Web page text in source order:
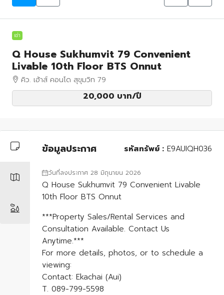
เช่า
Q House Sukhumvit 79 Convenient
Livable 10th Floor BTS Onnut
คิว. เฮ้าส์ คอนโด สุขุมวิท 79
20,000 บาท/ปี
ข้อมูลประกาศ รหัสทรัพย์ : E9AUIQH036
วันที่ลงประกาศ 28 มิถุนายน 2026
Q House Sukhumvit 79 Convenient Livable
10th Floor BTS Onnut
***Property Sales/Rental Services and
Consultation Available. Contact Us
Anytime.***
For more details, photos, or to schedule a
viewing:
Contact: Ekachai (Aui)
T. 089-799-5598